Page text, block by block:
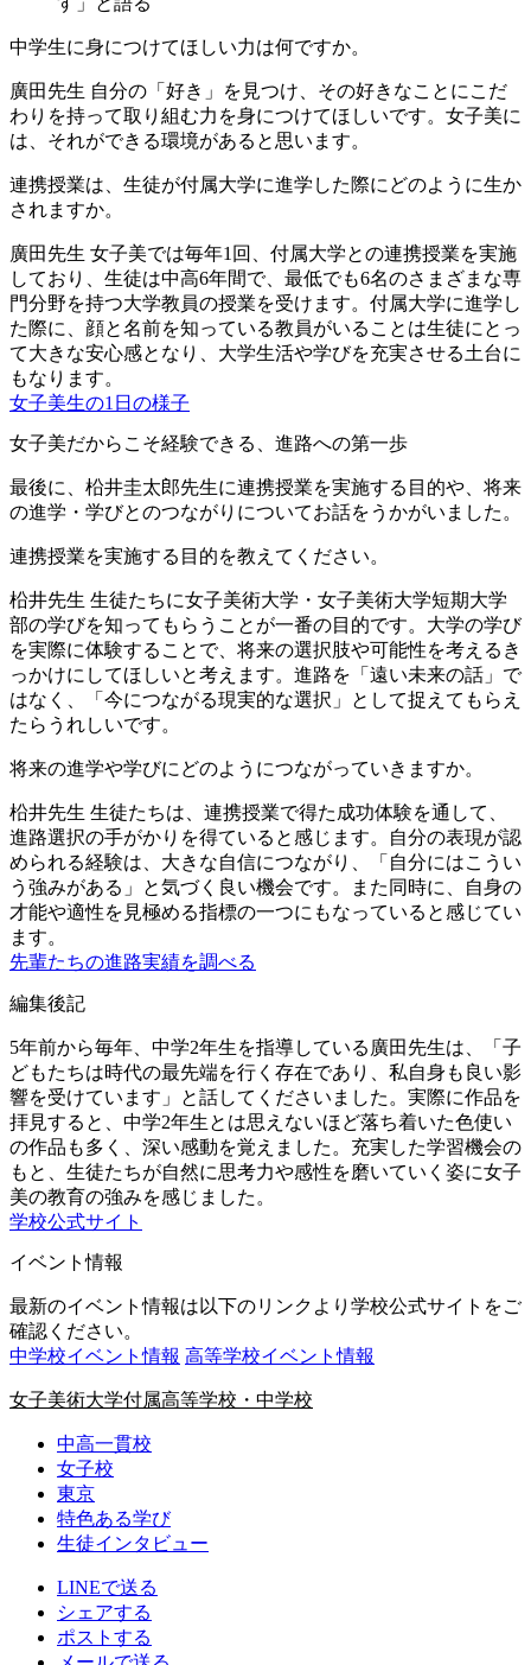
中学生に身につけてほしい力は何ですか。
廣田先生 自分の「好き」を見つけ、その好きなことにこだ
わりを持って取り組む力を身につけてほしいです。女子美に
は、それができる環境があると思います。
連携授業は、生徒が付属大学に進学した際にどのように生か
されますか。
廣田先生 女子美では毎年1回、付属大学との連携授業を実施
しており、生徒は中高6年間で、最低でも6名のさまざまな専
門分野を持つ大学教員の授業を受けます。付属大学に進学し
た際に、顔と名前を知っている教員がいることは生徒にとっ
て大きな安心感となり、大学生活や学びを充実させる土台に
もなります。
女子美生の1日の様子
女子美だからこそ経験できる、進路への第一歩
最後に、柗井圭太郎先生に連携授業を実施する目的や、将来
の進学・学びとのつながりについてお話をうかがいました。
連携授業を実施する目的を教えてください。
柗井先生 生徒たちに女子美術大学・女子美術大学短期大学
部の学びを知ってもらうことが一番の目的です。大学の学び
を実際に体験することで、将来の選択肢や可能性を考えるき
っかけにしてほしいと考えます。進路を「遠い未来の話」で
はなく、「今につながる現実的な選択」として捉えてもらえ
たらうれしいです。
将来の進学や学びにどのようにつながっていきますか。
柗井先生 生徒たちは、連携授業で得た成功体験を通して、
進路選択の手がかりを得ていると感じます。自分の表現が認
められる経験は、大きな自信につながり、「自分にはこうい
う強みがある」と気づく良い機会です。また同時に、自身の
才能や適性を見極める指標の一つにもなっていると感じてい
ます。
先輩たちの進路実績を調べる
編集後記
5年前から毎年、中学2年生を指導している廣田先生は、「子
どもたちは時代の最先端を行く存在であり、私自身も良い影
響を受けています」と話してくださいました。実際に作品を
拝見すると、中学2年生とは思えないほど落ち着いた色使い
の作品も多く、深い感動を覚えました。充実した学習機会の
もと、生徒たちが自然に思考力や感性を磨いていく姿に女子
美の教育の強みを感じました。
学校公式サイト
イベント情報
最新のイベント情報は以下のリンクより学校公式サイトをご
確認ください。
中学校イベント情報 高等学校イベント情報
女子美術大学付属高等学校・中学校
中高一貫校
女子校
東京
特色ある学び
生徒インタビュー
LINEで送る
シェアする
ポストする